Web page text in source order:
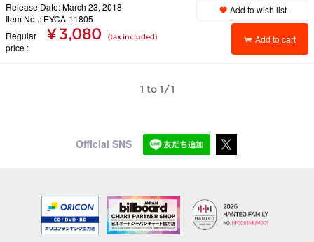
Release Date: March 23, 2018
Item No .: EYCA-11805
Regular
price
¥ 3,080 (tax included)
Add to wish list
Add to cart
1 to 1/1
Official SNS